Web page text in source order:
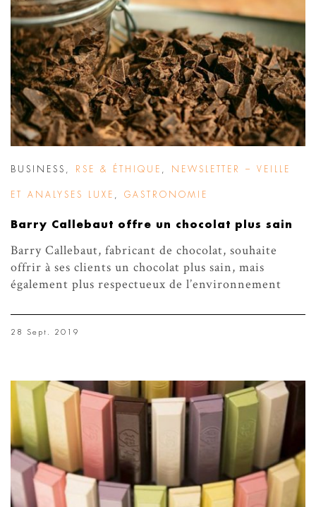
BUSINESS RSE & ÉTHIQUE NEWSLETTER – VEILLE
ET ANALYSES LUXE GASTRONOMIE
Barry Callebaut offre un chocolat plus sain
Barry Callebaut, fabricant de chocolat, souhaite
offrir à ses clients un chocolat plus sain, mais
également plus respectueux de l’environnement
28 Sept. 2019